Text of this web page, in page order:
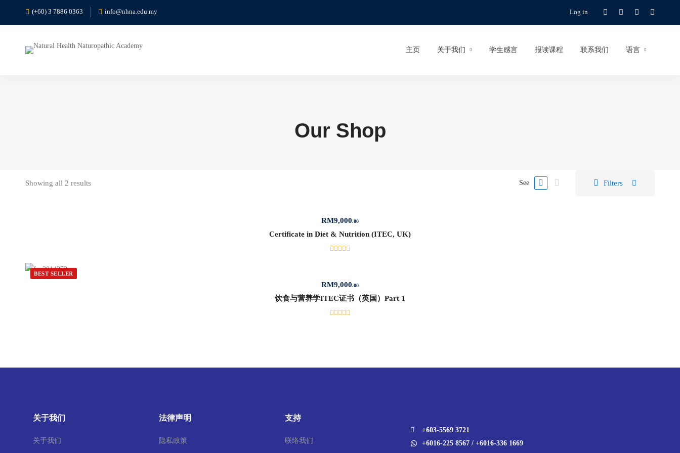
(+60) 3 7886 0363 info@nhna.edu.my Log in
主页 关于我们 学生感言 报读课程 联系我们 语言
Our Shop
Showing all 2 results See Filters
RM9,000.00
Certificate in Diet & Nutrition (ITEC, UK)
BEST SELLER
RM9,000.00
饮食与营养学ITEC证书（英国）Part 1
关于我们
关于我们
法律声明
隐私政策
支持
联络我们
+603-5569 3721
+6016-225 8567 / +6016-336 1669